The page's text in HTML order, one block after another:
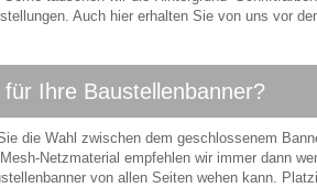
Auch hier erhalten Sie von uns vor
Ihre Baustellenbanner?
die Wahl zwischen dem geschlossenem
Netzmaterial empfehlen wir immer dann
von allen Seiten wehen kann.